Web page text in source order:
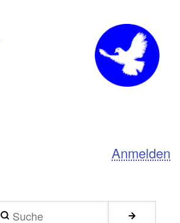
Anmelden
Suche